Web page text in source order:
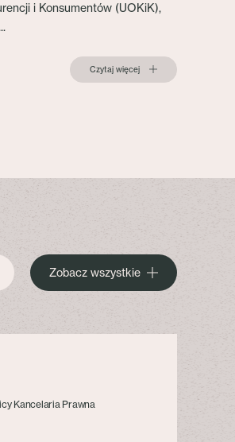
i Konsumentów (UOKiK),
Czytaj więcej
Zobacz wszystkie
Kancelaria Prawna